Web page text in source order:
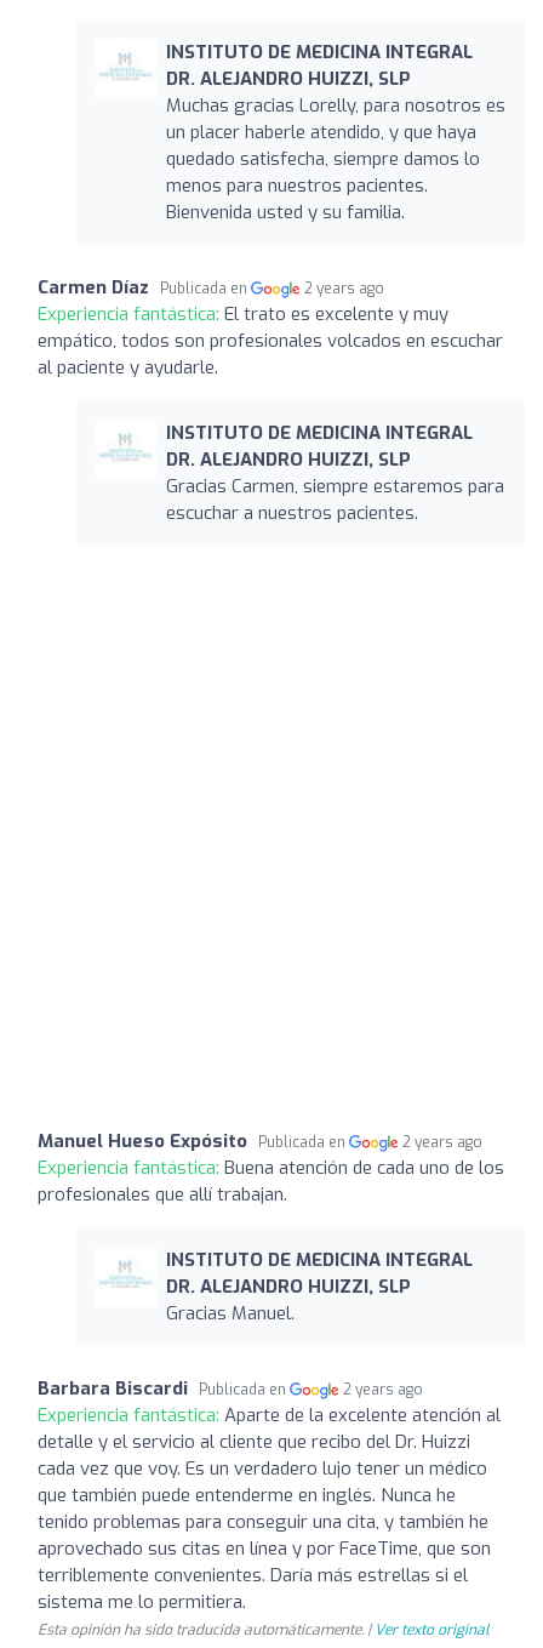
INSTITUTO DE MEDICINA INTEGRAL
DR. ALEJANDRO HUIZZI, SLP
Muchas gracias Lorelly, para nosotros es
un placer haberle atendido, y que haya
quedado satisfecha, siempre damos lo
menos para nuestros pacientes.
Bienvenida usted y su familia.
Carmen Díaz Publicada en 2 years ago
Experiencia fantástica: El trato es excelente y muy
empático, todos son profesionales volcados en escuchar
al paciente y ayudarle.
INSTITUTO DE MEDICINA INTEGRAL
DR. ALEJANDRO HUIZZI, SLP
Gracias Carmen, siempre estaremos para
escuchar a nuestros pacientes.
Manuel Hueso Expósito Publicada en 2 years ago
Experiencia fantástica: Buena atención de cada uno de los
profesionales que allí trabajan.
INSTITUTO DE MEDICINA INTEGRAL
DR. ALEJANDRO HUIZZI, SLP
Gracias Manuel.
Barbara Biscardi Publicada en 2 years ago
Experiencia fantástica: Aparte de la excelente atención al
detalle y el servicio al cliente que recibo del Dr. Huizzi
cada vez que voy. Es un verdadero lujo tener un médico
que también puede entenderme en inglés. Nunca he
tenido problemas para conseguir una cita, y también he
aprovechado sus citas en línea y por FaceTime, que son
terriblemente convenientes. Daría más estrellas si el
sistema me lo permitiera.
Esta opinión ha sido traducida automáticamente. | Ver texto original